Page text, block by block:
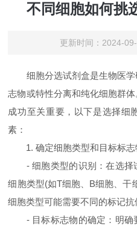
不同细胞如何挑
更新时间：2024-
细胞分选试剂盒是生物医学
志物或特性分离和纯化细胞群
成功至关重要，以下是选择细
素：
1. 确定细胞类型和目标标志
- 细胞类型的识别：在选择
细胞类型(如T细胞、B细胞、干
细胞类型可能需要不同的标记抗
- 目标标志物的确定：明确